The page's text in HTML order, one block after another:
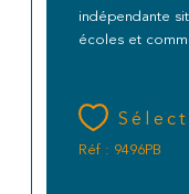
indépendante
écoles et
Réf : 9496PB